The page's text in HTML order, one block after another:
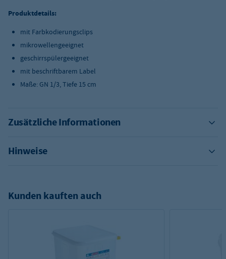
Produktdetails:
mit Farbkodierungsclips
mikrowellengeeignet
geschirrspülergeeignet
mit beschriftbarem Label
Maße: GN 1/3, Tiefe 15 cm
Zusätzliche Informationen
Hinweise
Kunden kauften auch